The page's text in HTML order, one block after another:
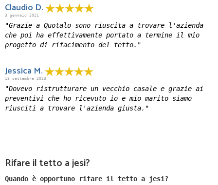
Claudio D.
3 gennaio 2021
"Grazie a Quotalo sono riuscita a trovare l'azienda
che poi ha effettivamente portato a termine il mio
progetto di rifacimento del tetto."
Jessica M.
18 settembre 2023
"Dovevo ristrutturare un vecchio casale e grazie ai
preventivi che ho ricevuto io e mio marito siamo
riusciti a trovare l'azienda giusta."
Rifare il tetto a jesi?
Quando è opportuno rifare il tetto a jesi?